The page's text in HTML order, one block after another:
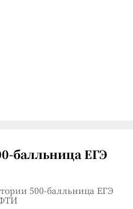
балльница ЕГЭ
500-балльница ЕГЭ